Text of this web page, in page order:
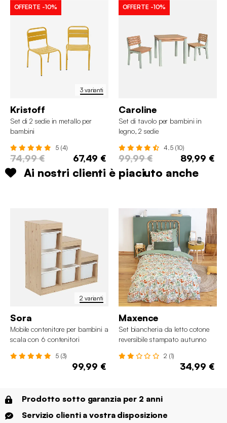
3 varianti
OFFERTE -10%
Kristoff
Set di 2 sedie in metallo per
bambini
5 (4)
74,99 € 67,49 €
OFFERTE -10%
Caroline
Set di tavolo per bambini in
legno, 2 sedie
4.5 (10)
99,99 € 89,99 €
Ai nostri clienti è piaciuto anche
2 varianti
Sora
Mobile contenitore per bambini a
scala con 6 contenitori
5 (3)
99,99 €
Maxence
Set biancheria da letto cotone
reversibile stampato autunno
2 (1)
34,99 €
Prodotto sotto garanzia per 2 anni
Servizio clienti a vostra disposizione